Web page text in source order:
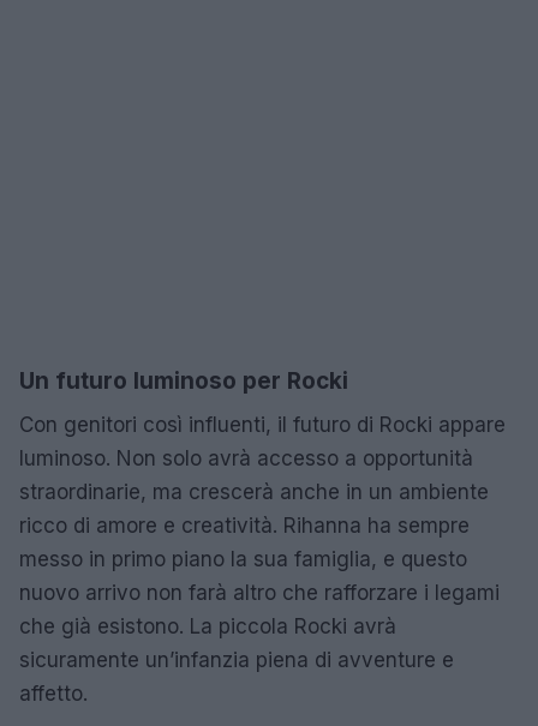
Un futuro luminoso per Rocki
Con genitori così influenti, il futuro di Rocki appare
luminoso. Non solo avrà accesso a opportunità
straordinarie, ma crescerà anche in un ambiente
ricco di amore e creatività. Rihanna ha sempre
messo in primo piano la sua famiglia, e questo
nuovo arrivo non farà altro che rafforzare i legami
che già esistono. La piccola Rocki avrà
sicuramente un’infanzia piena di avventure e
affetto.